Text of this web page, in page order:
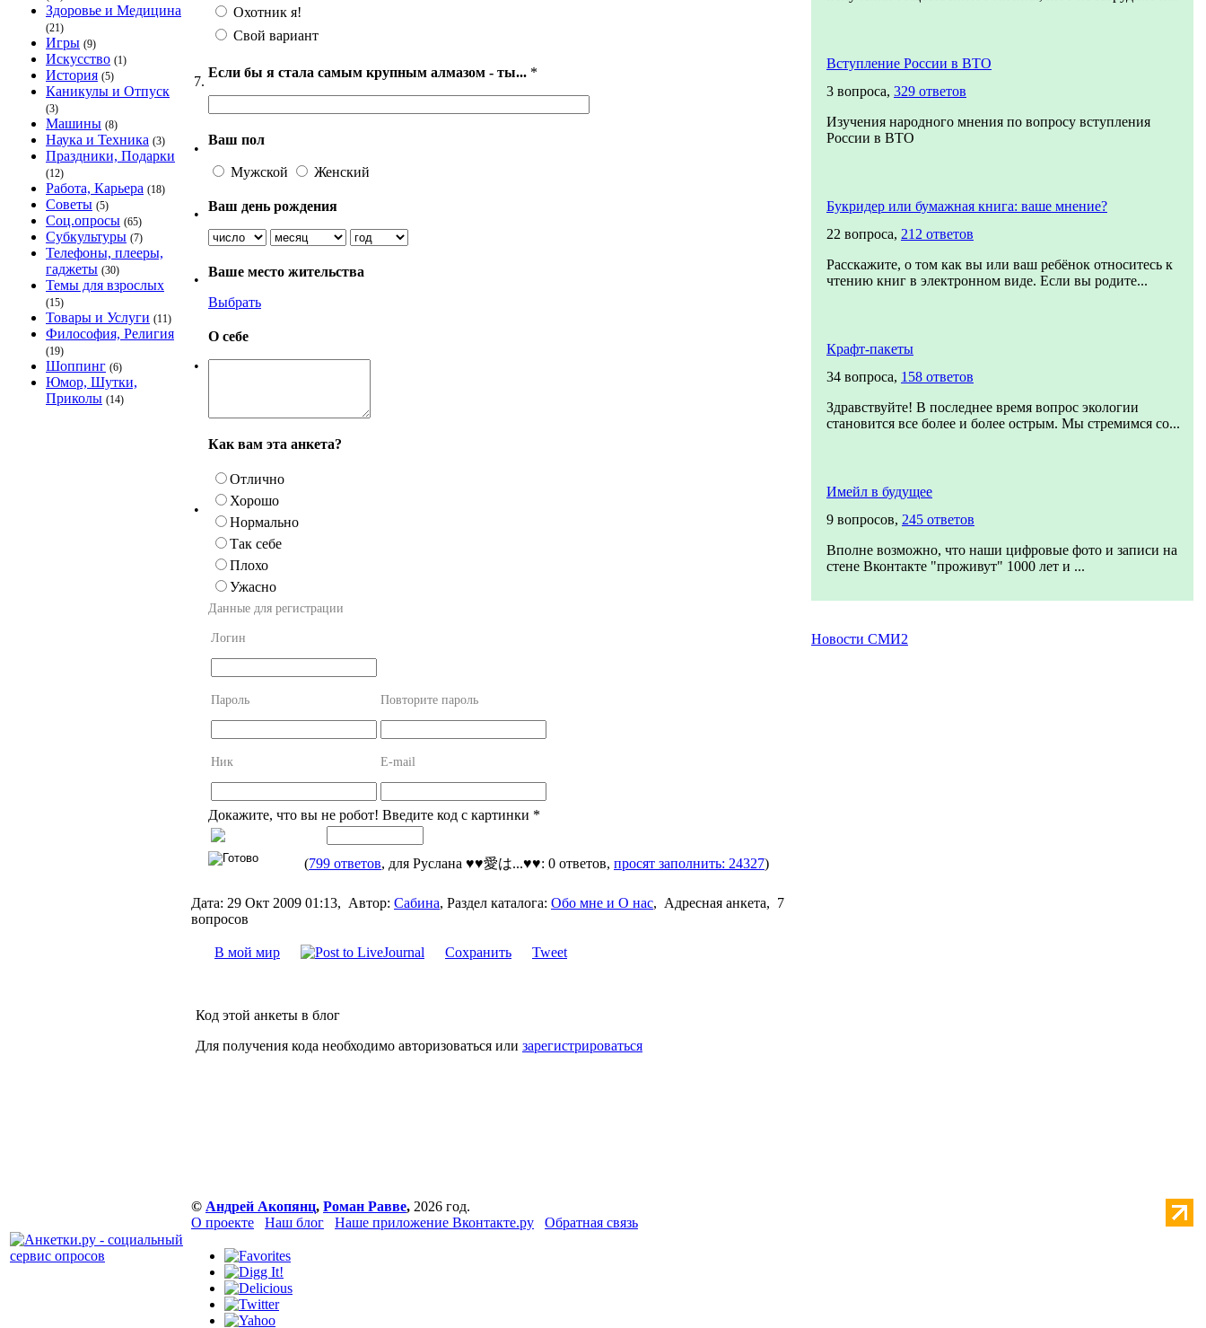
Здоровье и Медицина
(21)
Игры (9)
Искусство (1)
История (5)
Каникулы и Отпуск
(3)
Машины (8)
Наука и Техника (3)
Праздники, Подарки
(12)
Работа, Карьера (18)
Советы (5)
Соц.опросы (65)
Субкультуры (7)
Телефоны, плееры,
гаджеты (30)
Темы для взрослых
(15)
Товары и Услуги (11)
Философия, Религия
(19)
Шоппинг (6)
Юмор, Шутки,
Приколы (14)
Охотник я!
Свой вариант
7.
Если бы я стала самым крупным алмазом - ты... *
•
Ваш пол
Мужской Женский
•
Ваш день рождения
•
Ваше место жительства
Выбрать
•
О себе
•
Как вам эта анкета?
Отлично
Хорошо
Нормально
Так себе
Плохо
Ужасно
Данные для регистрации
Логин
Пароль Повторите пароль
Ник E-mail
Докажите, что вы не робот! Введите код с картинки *
(799 ответов, для Руслана ♥♥愛は...♥♥: 0 ответов, просят заполнить: 24327)
Дата: 29 Окт 2009 01:13, Автор: Сабина, Раздел каталога: Обо мне и О нас, Адресная анкета, 7
вопросов
В мой мир Сохранить Tweet
Код этой анкеты в блог
Для получения кода необходимо авторизоваться или зарегистрироваться
Вступление России в ВТО
3 вопроса, 329 ответов
Изучения народного мнения по вопросу вступления
России в ВТО
Букридер или бумажная книга: ваше мнение?
22 вопроса, 212 ответов
Расскажите, о том как вы или ваш ребёнок относитесь к
чтению книг в электронном виде. Если вы родите...
Крафт-пакеты
34 вопроса, 158 ответов
Здравствуйте! В последнее время вопрос экологии
становится все более и более острым. Мы стремимся со...
Имейл в будущее
9 вопросов, 245 ответов
Вполне возможно, что наши цифровые фото и записи на
стене Вконтакте "проживут" 1000 лет и ...
Новости СМИ2
© Андрей Акопянц, Роман Равве, 2026 год.
О проекте
Наш блог Наше приложение Вконтакте.ру Обратная связь